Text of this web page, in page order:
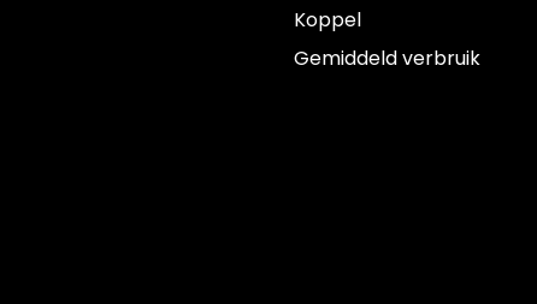
Koppel
Gemiddeld verbruik